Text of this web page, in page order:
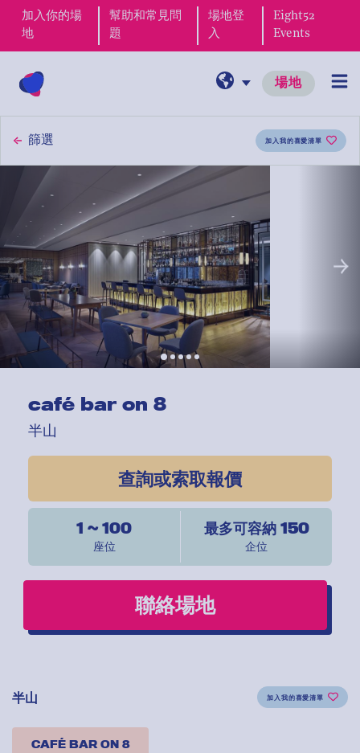
加入你的場
地
幫助和常見問
題
場地登
入
Eight52
Events
場地
篩選 加入我的喜愛清單
半山 加入我的喜愛清單
CAFÉ BAR ON 8
café bar on 8
半山
查詢或索取報價
1 ~ 100
座位
最多可容納 150
企位
聯絡場地